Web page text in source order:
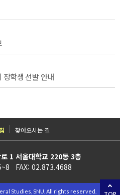
장학생 선발 안내
찾아오시는 길
1 서울대학교 220동 3층
FAX: 02.873.4688
Studies, SNU. All rights reserved.